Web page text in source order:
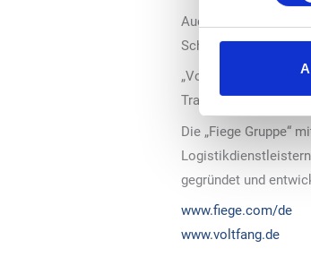
Auch für die
„Voltfang“-CEO
Die „Fiege Gruppe“
Logistikdienstleistern
gegründet und
www.fiege.com/de
www.voltfang.de